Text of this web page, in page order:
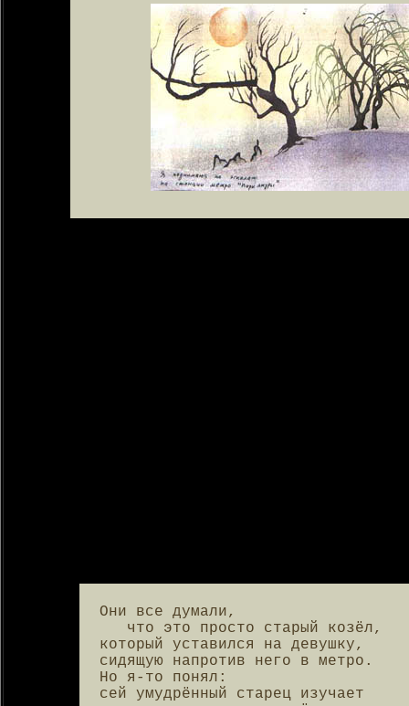
Они все думали,
   что это просто старый козёл,
который уставился на девушку,
сидящую напротив него в метро.
Но я-то понял:
сей умудрённый старец изучает